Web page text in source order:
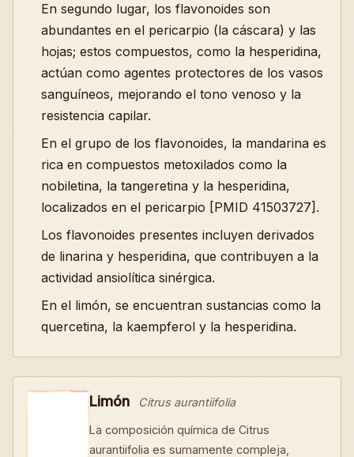
En segundo lugar, los flavonoides son
abundantes en el pericarpio (la cáscara) y las
hojas; estos compuestos, como la hesperidina,
actúan como agentes protectores de los vasos
sanguíneos, mejorando el tono venoso y la
resistencia capilar.
En el grupo de los flavonoides, la mandarina es
rica en compuestos metoxilados como la
nobiletina, la tangeretina y la hesperidina,
localizados en el pericarpio [PMID 41503727].
Los flavonoides presentes incluyen derivados
de linarina y hesperidina, que contribuyen a la
actividad ansiolítica sinérgica.
En el limón, se encuentran sustancias como la
quercetina, la kaempferol y la hesperidina.
Limón Citrus aurantiifolia
La composición química de Citrus
aurantiifolia es sumamente compleja,